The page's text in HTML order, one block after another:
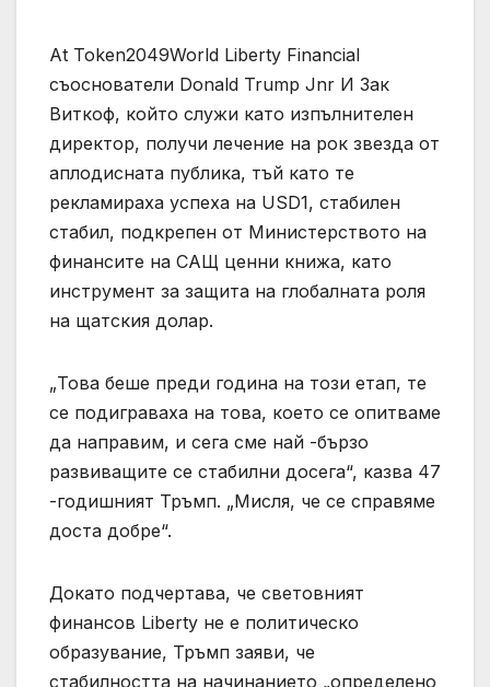
At Token2049World Liberty Financial
съоснователи Donald Trump Jnr И Зак
Виткоф, който служи като изпълнителен
директор, получи лечение на рок звезда от
аплодисната публика, тъй като те
рекламираха успеха на USD1, стабилен
стабил, подкрепен от Министерството на
финансите на САЩ ценни книжа, като
инструмент за защита на глобалната роля
на щатския долар.
„Това беше преди година на този етап, те
се подиграваха на това, което се опитваме
да направим, и сега сме най -бързо
развиващите се стабилни досега“, казва 47
-годишният Тръмп. „Мисля, че се справяме
доста добре“.
Докато подчертава, че световният
финансов Liberty не е политическо
образувание, Тръмп заяви, че
стабилността на начинанието „определено